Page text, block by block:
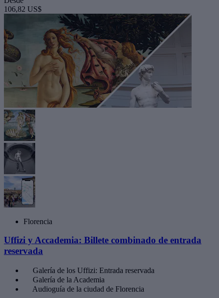
106,82 US$
Florencia
Uffizi y Accademia: Billete combinado de entrada
reservada
Galería de los Uffizi: Entrada reservada
Galería de la Academia
Audioguía de la ciudad de Florencia